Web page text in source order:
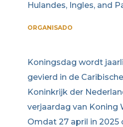
Hulandes, Ingles, and
ORGANISADO
Koningsdag wordt
gevierd in de
Koninkrijk der
verjaardag van Koning
Omdat 27 april in 2025